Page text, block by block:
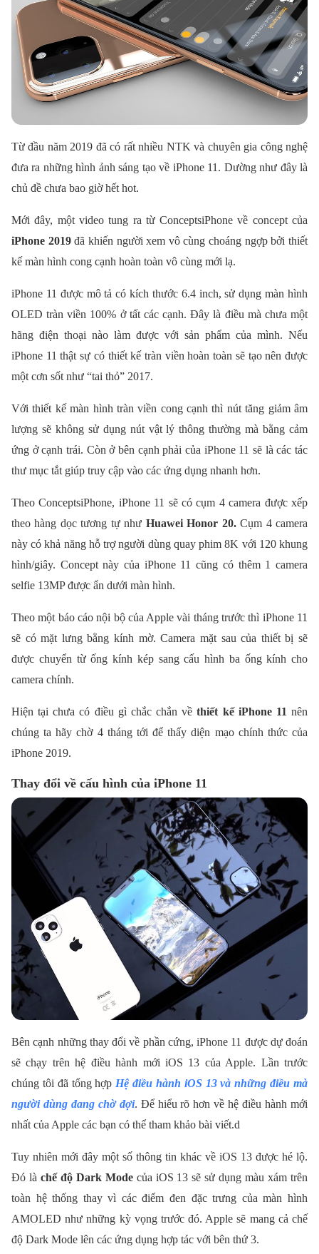
Từ đầu năm 2019 đã có rất nhiều NTK và chuyên gia công nghệ
đưa ra những hình ảnh sáng tạo về iPhone 11. Dường như đây là
chủ đề chưa bao giờ hết hot.
Mới đây, một video tung ra từ ConceptsiPhone về concept của
iPhone 2019đã khiến người xem vô cùng choáng ngợp bởi thiết
kế màn hình cong cạnh hoàn toàn vô cùng mới lạ.
iPhone 11 được mô tả có kích thước 6.4 inch, sử dụng màn hình
OLED tràn viền 100% ở tất các cạnh. Đây là điều mà chưa một
hãng điện thoại nào làm được với sản phẩm của mình. Nếu
iPhone 11 thật sự có thiết kế tràn viền hoàn toàn sẽ tạo nên được
một cơn sốt như “tai thỏ” 2017.
Với thiết kế màn hình tràn viền cong cạnh thì nút tăng giảm âm
lượng sẽ không sử dụng nút vật lý thông thường mà bằng cảm
ứng ở cạnh trái. Còn ở bên cạnh phải của iPhone 11 sẽ là các tác
thư mục tắt giúp truy cập vào các ứng dụng nhanh hơn.
Theo ConceptsiPhone, iPhone 11 sẽ có cụm 4 camera được xếp
theo hàng dọc tương tự như Huawei Honor 20.Cụm 4 camera
này có khả năng hỗ trợ người dùng quay phim 8K với 120 khung
hình/giây. Concept này của iPhone 11 cũng có thêm 1 camera
selfie 13MP được ẩn dưới màn hình.
Theo một báo cáo nội bộ của Apple vài tháng trước thì iPhone 11
sẽ có mặt lưng bằng kính mờ. Camera mặt sau của thiết bị sẽ
được chuyển từ ống kính kép sang cấu hình ba ống kính cho
camera chính.
Hiện tại chưa có điều gì chắc chắn vềthiết kế iPhone 11nên
chúng ta hãy chờ 4 tháng tới để thấy diện mạo chính thức của
iPhone 2019.
Thay đổi về cấu hình của iPhone 11
Bên cạnh những thay đổi về phần cứng, iPhone 11 được dự đoán
sẽ chạy trên hệ điều hành mới iOS 13 của Apple. Lần trước
chúng tôi đã tổng hợp Hệ điều hành iOS 13 và những điều mà
người dùng đang chờ đợi. Để hiểu rõ hơn về hệ điều hành mới
nhất của Apple các bạn có thể tham khảo bài viết.d
Tuy nhiên mới đây một số thông tin khác về iOS 13 được hé lộ.
Đó là chế độ Dark Modecủa iOS 13 sẽ sử dụng màu xám trên
toàn hệ thống thay vì các điểm đen đặc trưng của màn hình
AMOLED như những kỳ vọng trước đó. Apple sẽ mang cả chế
độ Dark Mode lên các ứng dụng hợp tác với bên thứ 3.